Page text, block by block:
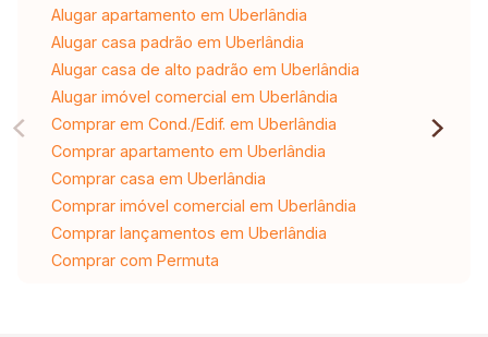
Alugar apartamento em Uberlândia
Alugar casa padrão em Uberlândia
Alugar casa de alto padrão em Uberlândia
Alugar imóvel comercial em Uberlândia
Comprar em Cond./Edif. em Uberlândia
Comprar apartamento em Uberlândia
Comprar casa em Uberlândia
Comprar imóvel comercial em Uberlândia
Comprar lançamentos em Uberlândia
Comprar com Permuta